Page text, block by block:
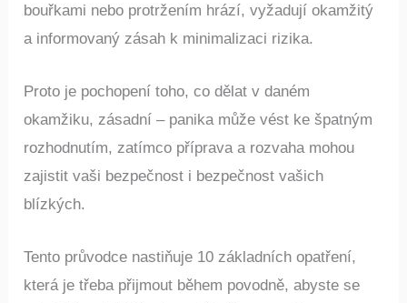
bouřkami nebo protržením hrází, vyžadují okamžitý
a informovaný zásah k minimalizaci rizika.
Proto je pochopení toho, co dělat v daném
okamžiku, zásadní – panika může vést ke špatným
rozhodnutím, zatímco příprava a rozvaha mohou
zajistit vaši bezpečnost i bezpečnost vašich
blízkých.
Tento průvodce nastiňuje 10 základních opatření,
která je třeba přijmout během povodně, abyste se